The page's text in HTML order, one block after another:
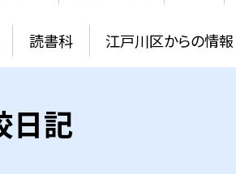
読書科 江戸川区からの情報
日記